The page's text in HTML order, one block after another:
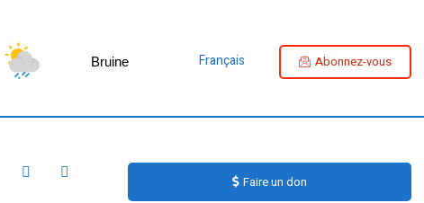
Bruine Français Abonnez-vous
Faire un don